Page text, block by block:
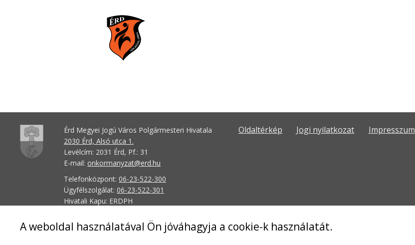
A weboldal használatával Ön jóváhagyja a cookie-k használatát.
Érd Megyei Jogú Város Polgármesteri Hivatala
2030 Érd, Alsó utca 1.
Levélcím: 2031 Érd, Pf.: 31
E-mail: onkormanyzat@erd.hu
Telefonközpont: 06-23-522-300
Ügyfélszolgálat: 06-23-522-301
Hivatali Kapu: ERDPH
Oldaltérkép Jogi nyilatkozat Impresszum